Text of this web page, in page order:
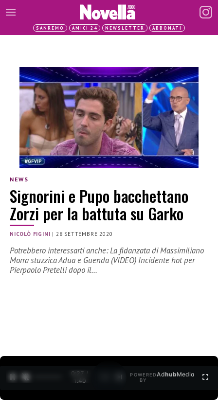
SANREMO AMICI 24 NEWSLETTER ABBONATI
NEWS
Signorini e Pupo bacchettano
Zorzi per la battuta su Garko
NICOLÒ FIGINI | 28 SETTEMBRE 2020
Potrebbero interessarti anche: La fidanzata di Massimiliano
Morra stuzzica Adua e Guenda (VIDEO) Incidente hot per
Pierpaolo Pretelli dopo il…
0:28 /
1:40
POWERED
BY
AdhubMedia